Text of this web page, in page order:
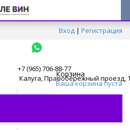
Вход | Регистрация
+7 (965) 706-88-77
Калуга, Правобережный проезд,
Корзина
Ваша корзина пуста